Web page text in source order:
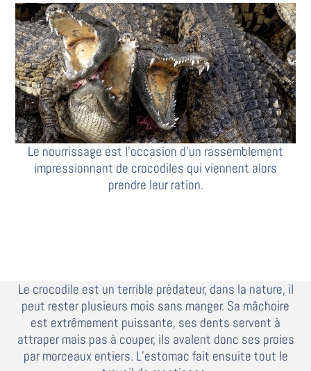
Le nourrissage est l’occasion d’un rassemblement
impressionnant de crocodiles qui viennent alors
prendre leur ration.
Le crocodile est un terrible prédateur, dans la nature, il
peut rester plusieurs mois sans manger. Sa mâchoire
est extrêmement puissante, ses dents servent à
attraper mais pas à couper, ils avalent donc ses proies
par morceaux entiers. L’estomac fait ensuite tout le